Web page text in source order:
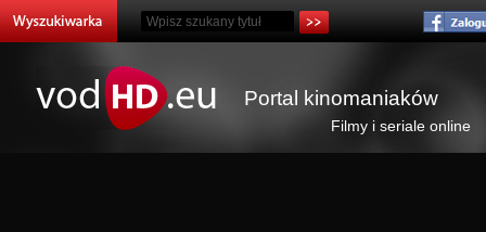
Portal kinomaniaków
Filmy i seriale online